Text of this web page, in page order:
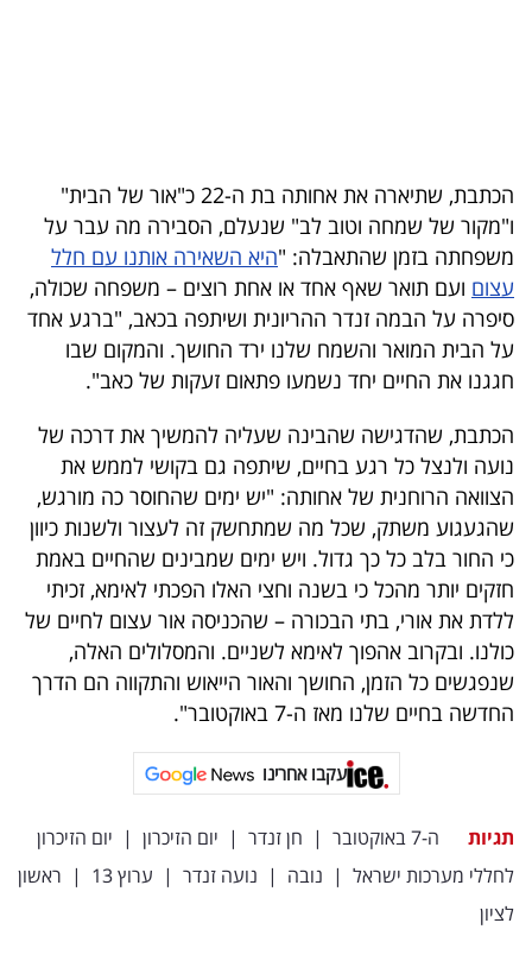
המילון
הכלכלי
פודקאסט
40
40
שיתופי
פעולה
דרושים
מייל
אדום
הכתבת, שתיארה את אחותה בת ה-22 כ"אור של הבית"
ו"מקור של שמחה וטוב לב" שנעלם, הסבירה מה עבר על
משפחתה בזמן שהתאבלה: "היא השאירה אותנו עם חלל
עצום ועם תואר שאף אחד או אחת רוצים – משפחה שכולה,
סיפרה על הבמה זנדר ההריונית ושיתפה בכאב, "ברגע אחד
על הבית המואר והשמח שלנו ירד החושך. והמקום שבו
חגגנו את החיים יחד נשמעו פתאום זעקות של כאב".
הכתבת, שהדגישה שהבינה שעליה להמשיך את דרכה של
נועה ולנצל כל רגע בחיים, שיתפה גם בקושי לממש את
הצוואה הרוחנית של אחותה: "יש ימים שהחוסר כה מורגש,
שהגעגוע משתק, שכל מה שמתחשק זה לעצור ולשנות כיוון
כי החור בלב כל כך גדול. ויש ימים שמבינים שהחיים באמת
חזקים יותר מהכל כי בשנה וחצי האלו הפכתי לאימא, זכיתי
ללדת את אורי, בתי הבכורה – שהכניסה אור עצום לחיים של
כולנו. ובקרוב אהפוך לאימא לשניים. והמסלולים האלה,
שנפגשים כל הזמן, החושך והאור הייאוש והתקווה הם הדרך
החדשה בחיים שלנו מאז ה-7 באוקטובר".
עקבו אחרינו
תגיות ה-7 באוקטובר | חן זנדר | יום הזיכרון | יום הזיכרון
לחללי מערכות ישראל | נובה | נועה זנדר | ערוץ 13 | ראשון
לציון